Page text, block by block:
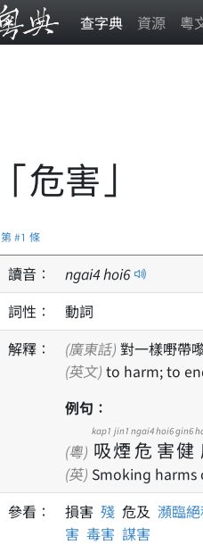
查字典 資源 粵
「危害」
第 #1 條
讀音： ngai4hoi6
詞性：
動詞
解釋：
(廣東話) 對一樣嘢帶
(英文) to harm; to
例句：
(粵) 吸
kap1
煙
jin1
危
ngai4
害
hoi6
健
gin6
(英) Smoking
參看：
損害 殘 危及 瀕臨
害 毒害 謀害